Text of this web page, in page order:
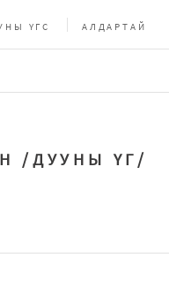
ҮГС АЛДАРТАЙ
/ДУУНЫ ҮГ/